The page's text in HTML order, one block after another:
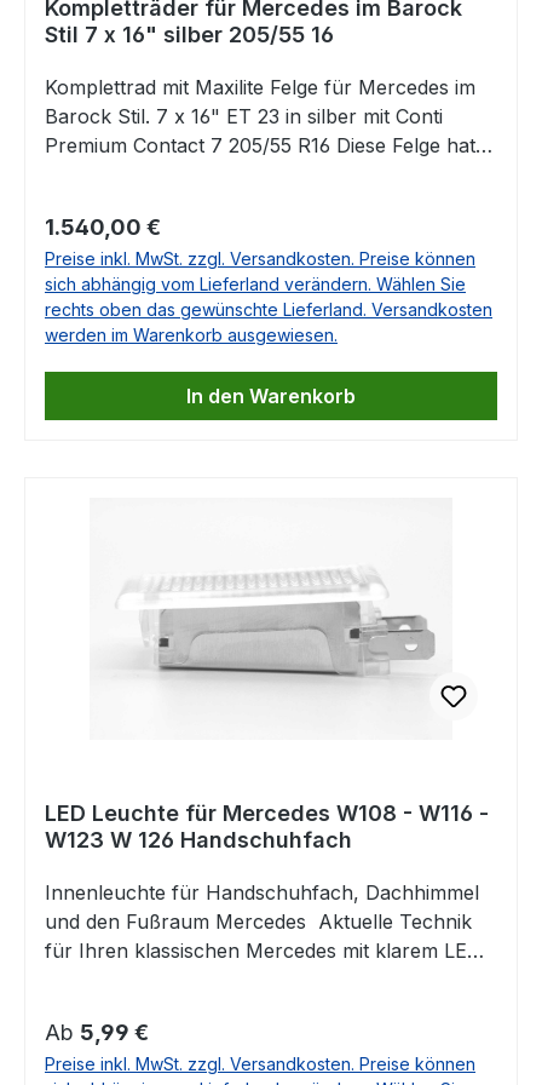
diese sehr gerne.
Kompletträder für Mercedes im Barock
Stil 7 x 16" silber 205/55 16
Komplettrad mit Maxilite Felge für Mercedes im
Barock Stil. 7 x 16" ET 23 in silber mit Conti
Premium Contact 7 205/55 R16 Diese Felge hat
und aus unserer Sicht natürlich ganz besonders
zum R107.Auf den Bildern ist das Komplettrad
auf einen R107 SL380 montiert. Die Räder sind
komplett montiert und montagefertig gewuchtet.
Enthalten ist jeweils das entsprechende
Gutachten. Die Lieferung erfolgt OHNE
Nabendeckel und ohne Radschrauben.
(außer 560SL)Mercedes TYP 108Mercedes TYP
109Mercedes TYP110Mercedes TYP111Mercedes
TYP 112Mercedes TYP 113Mercedes TYP
114Mercedes TYP 115Mercedes TYP
Regulärer Preis:
1.540,00 €
Preise inkl. MwSt. zzgl. Versandkosten. Preise können
sich abhängig vom Lieferland verändern. Wählen Sie
rechts oben das gewünschte Lieferland. Versandkosten
werden im Warenkorb ausgewiesen.
In den Warenkorb
LED Leuchte für Mercedes W108 - W116 -
W123 W 126 Handschuhfach
Innenleuchte für Handschuhfach, Dachhimmel
und den Fußraum Mercedes Aktuelle Technik
für Ihren klassischen Mercedes mit klarem LED
Steckverbinder passen eins zu eins und können
direkt umgesetzt werden. Ersetzt Original Teil
Regulärer Preis:
Ab 5,99 €
Preise inkl. MwSt. zzgl. Versandkosten. Preise können